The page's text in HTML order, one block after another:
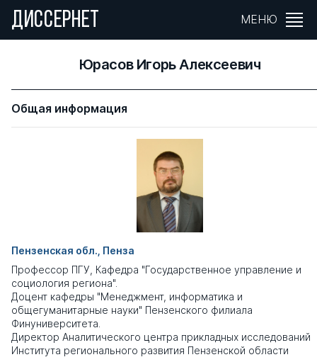
ДИССЕРНЕТ МЕНЮ
Юрасов Игорь Алексеевич
Общая информация
Пензенская обл., Пенза
Профессор ПГУ, Кафедра "Государственное управление и
социология региона".
Доцент кафедры "Менеджмент, информатика и
общегуманитарные науки" Пензенского филиала
Финуниверситета.
Директор Аналитического центра прикладных исследований
Института регионального развития Пензенской области